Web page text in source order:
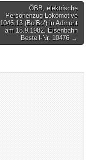
ÖBB, elektrische
Personenzug-Lokomotive
1046.13 (Bo’Bo‘) in Admont
am 18.9.1982. Eisenbahn
Bestell-Nr. 10476 →